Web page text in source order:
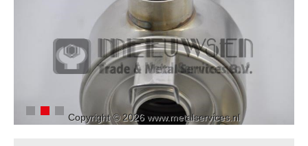
Copyright © 2026 www.metalservices.nl